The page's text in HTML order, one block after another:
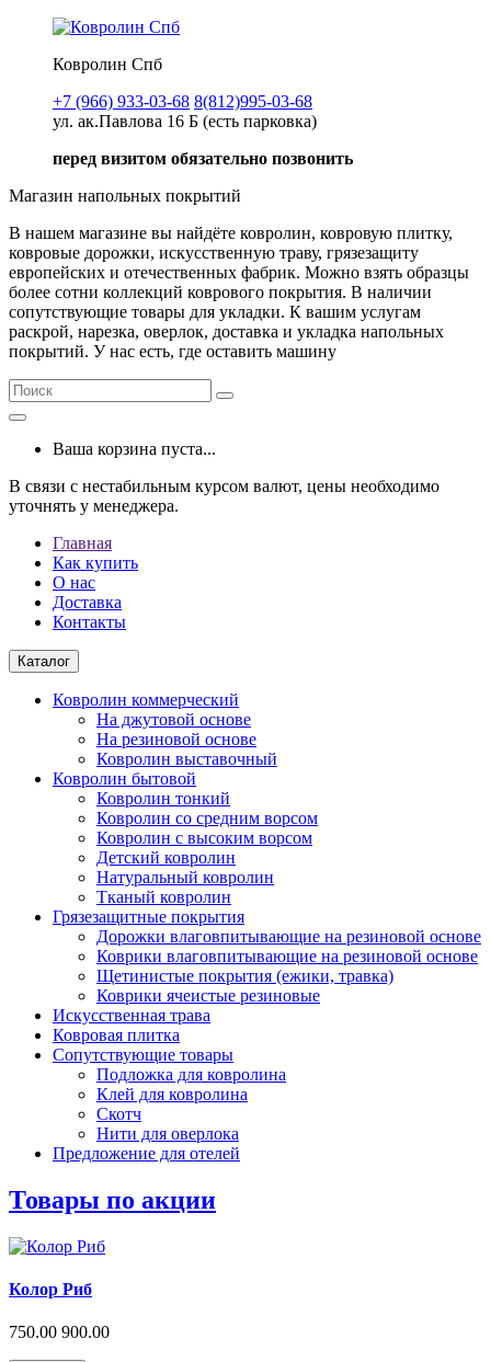
Ковролин Спб
+7 (966) 933-03-68 8(812)995-03-68
ул. ак.Павлова 16 Б (есть парковка)
перед визитом обязательно позвонить
Магазин напольных покрытий
В нашем магазине вы найдёте ковролин, ковровую плитку,
ковровые дорожки, искусственную траву, грязезащиту
европейских и отечественных фабрик. Можно взять образцы
более сотни коллекций коврового покрытия. В наличии
сопутствующие товары для укладки. К вашим услугам
раскрой, нарезка, оверлок, доставка и укладка напольных
покрытий. У нас есть, где оставить машину
Ваша корзина пуста...
В связи с нестабильным курсом валют, цены необходимо
уточнять у менеджера.
Главная
Как купить
О нас
Доставка
Контакты
Каталог
Ковролин коммерческий
На джутовой основе
На резиновой основе
Ковролин выставочный
Ковролин бытовой
Ковролин тонкий
Ковролин со средним ворсом
Ковролин с высоким ворсом
Детский ковролин
Натуральный ковролин
Тканый ковролин
Грязезащитные покрытия
Дорожки влаговпитывающие на резиновой основе
Коврики влаговпитывающие на резиновой основе
Щетинистые покрытия (ежики, травка)
Коврики ячеистые резиновые
Искусственная трава
Ковровая плитка
Сопутствующие товары
Подложка для ковролина
Клей для ковролина
Скотч
Нити для оверлока
Предложение для отелей
Товары по акции
Колор Риб
750.00 900.00